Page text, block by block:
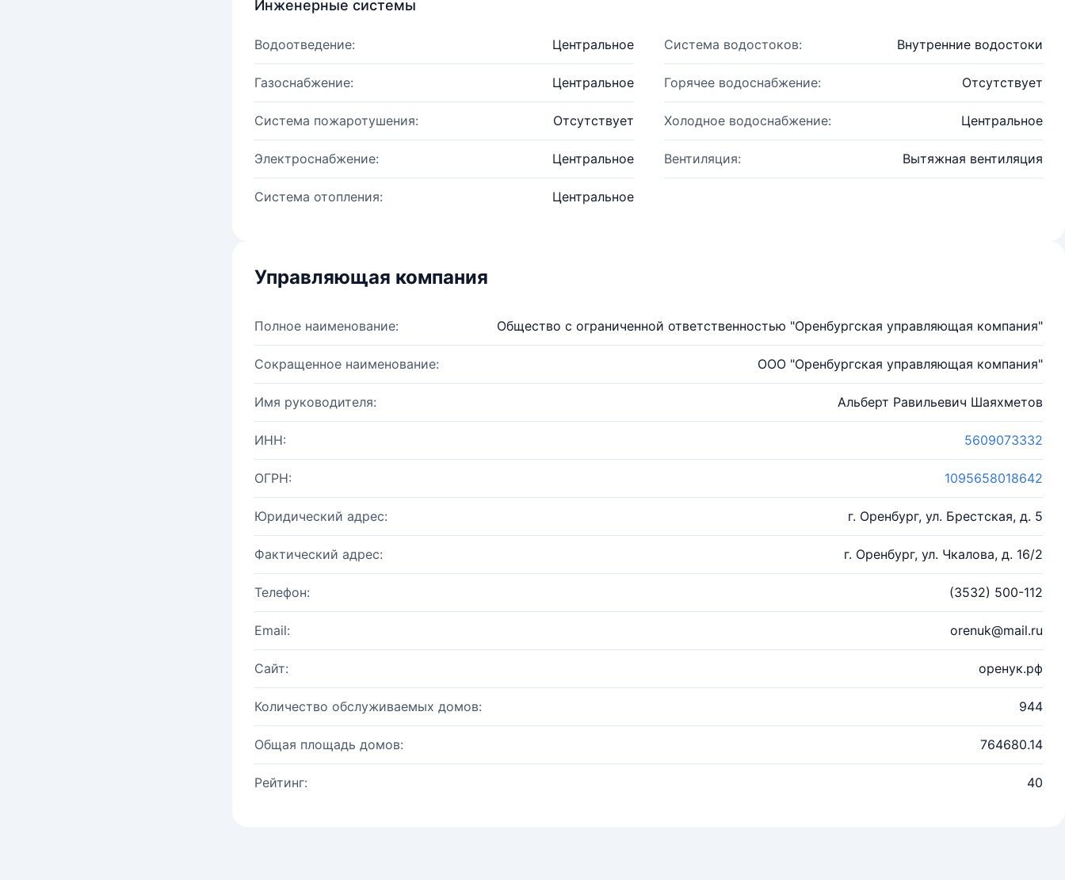
Инженерные системы
Водоотведение: Центральное Система водостоков: Внутренние водостоки
Газоснабжение: Центральное Горячее водоснабжение: Отсутствует
Система пожаротушения: Отсутствует Холодное водоснабжение: Центральное
Электроснабжение: Центральное Вентиляция: Вытяжная вентиляция
Система отопления: Центральное
Управляющая компания
Полное наименование: Общество с ограниченной ответственностью "Оренбургская управляющая компания"
Сокращенное наименование: ООО "Оренбургская управляющая компания"
Имя руководителя: Альберт Равильевич Шаяхметов
ИНН: 5609073332
ОГРН: 1095658018642
Юридический адрес: г. Оренбург, ул. Брестская, д. 5
Фактический адрес: г. Оренбург, ул. Чкалова, д. 16/2
Телефон: (3532) 500-112
Email: orenuk@mail.ru
Сайт: оренук.рф
Количество обслуживаемых домов: 944
Общая площадь домов: 764680.14
Рейтинг: 40